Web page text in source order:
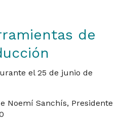
de
el 25 de junio de
Noemí Sanchís, Presidente